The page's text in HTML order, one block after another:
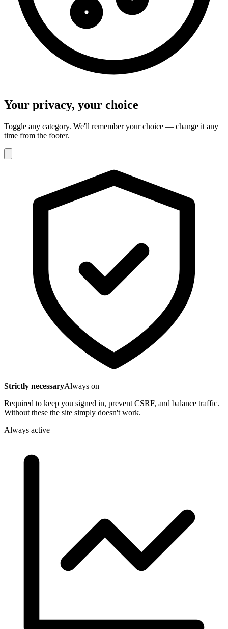
Your privacy, your choice
Toggle any category. We'll remember your choice — change it any
time from the footer.
Strictly necessaryAlways on
Required to keep you signed in, prevent CSRF, and balance traffic.
Without these the site simply doesn't work.
Always active